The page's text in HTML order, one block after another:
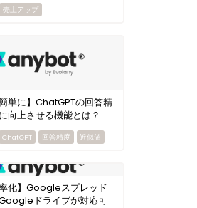
売上アップ
簡単に】ChatGPTの回答精
向上させる機能とは？
ChatGPT 回答精度 近似値
率化】Googleスプレッド
ドライブが対応可